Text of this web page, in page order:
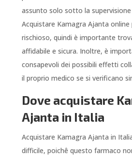
assunto solo sotto la supervisione
Acquistare Kamagra Ajanta online
rischioso, quindi è importante
affidabile e sicura. Inoltre, è
consapevoli dei possibili effetti
il proprio medico se si verificano
Dove acquistare
Ajanta in Italia
Acquistare Kamagra Ajanta in
difficile, poichê questo farmaco